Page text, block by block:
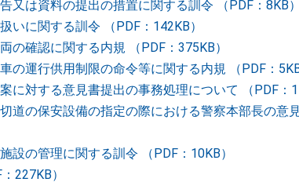
又は資料の提出の措置に関する訓令 （PDF：8KB）
いに関する訓令 （PDF：142KB）
の確認に関する内規 （PDF：375KB）
の運行供用制限の命令等に関する内規 （PDF：5KB
に対する意見書提出の事務処理について （PDF：
道の保安設備の指定の際における警察本部長の意
設の管理に関する訓令 （PDF：10KB）
227KB）